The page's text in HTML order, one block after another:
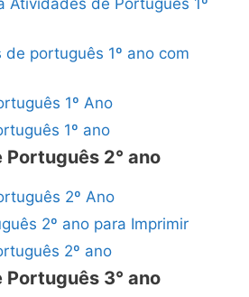
português 1º ano com
1º Ano
1º ano
2° ano
2º Ano
2º ano para Imprimir
2º ano
3° ano